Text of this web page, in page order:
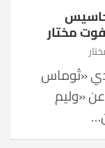
مختار
«تُوماس
حديثه عن «وليم